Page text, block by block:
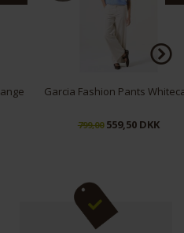
Statistiske
Garcia Fashion Pants Whitecap
799,00559,50 DKK